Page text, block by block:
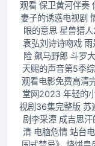
观看 保卫黄河伴奏
妻子的诱惑电视剧
眼的意思 星兽猎
袁弘刘诗诗吻戏
险 飙马野郎 斗罗
天赐的声音第5季
观看电影免费高清
堂网2023 年轻的
视剧36集完整版 苏
剧李采潭 成吉思
清 电脑危情 站台